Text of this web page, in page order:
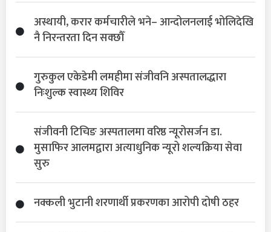
अस्थायी, करार कर्मचारीले भने– आन्दोलनलाई भोलिदेखि
नै निरन्तरता दिन सक्छौँ
गुरुकुल एकेडेमी लमहीमा संजीवनि अस्पतालद्धारा
निःशुल्क स्वास्थ्य शिविर
संजीवनी टिचिङ अस्पतालमा वरिष्ठ न्यूरोसर्जन डा.
मुसाफिर आलमद्वारा अत्याधुनिक न्यूरो शल्यक्रिया सेवा
सुरु
नक्कली भुटानी शरणार्थी प्रकरणका आरोपी दोषी ठहर